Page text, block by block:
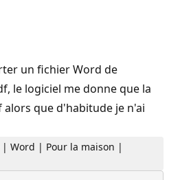
un fichier Word de
le logiciel me donne que la
que d'habitude je n'ai
| Word | Pour la maison |